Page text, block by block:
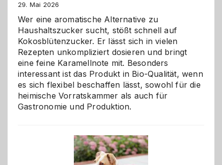
29. Mai 2026
Wer eine aromatische Alternative zu
Haushaltszucker sucht, stößt schnell auf
Kokosblütenzucker. Er lässt sich in vielen
Rezepten unkompliziert dosieren und bringt
eine feine Karamellnote mit. Besonders
interessant ist das Produkt in Bio-Qualität, wenn
es sich flexibel beschaffen lässt, sowohl für die
heimische Vorratskammer als auch für
Gastronomie und Produktion.